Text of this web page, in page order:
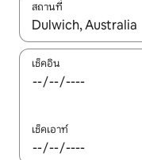
สถานที่
ใช้ลูกศรขึ้นลง หรือใช้
เช็คอิน
เช็คเอาท์